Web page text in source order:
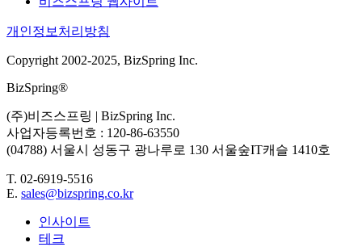
개인정보처리방침
Copyright 2002-2025, BizSpring Inc.
BizSpring®
(주)비즈스프링 | BizSpring Inc.
사업자등록번호 : 120-86-63550
(04788) 서울시 성동구 광나루로 130 서울숲IT캐슬 1410호
T. 02-6919-5516
E. sales@bizspring.co.kr
인사이트
테크